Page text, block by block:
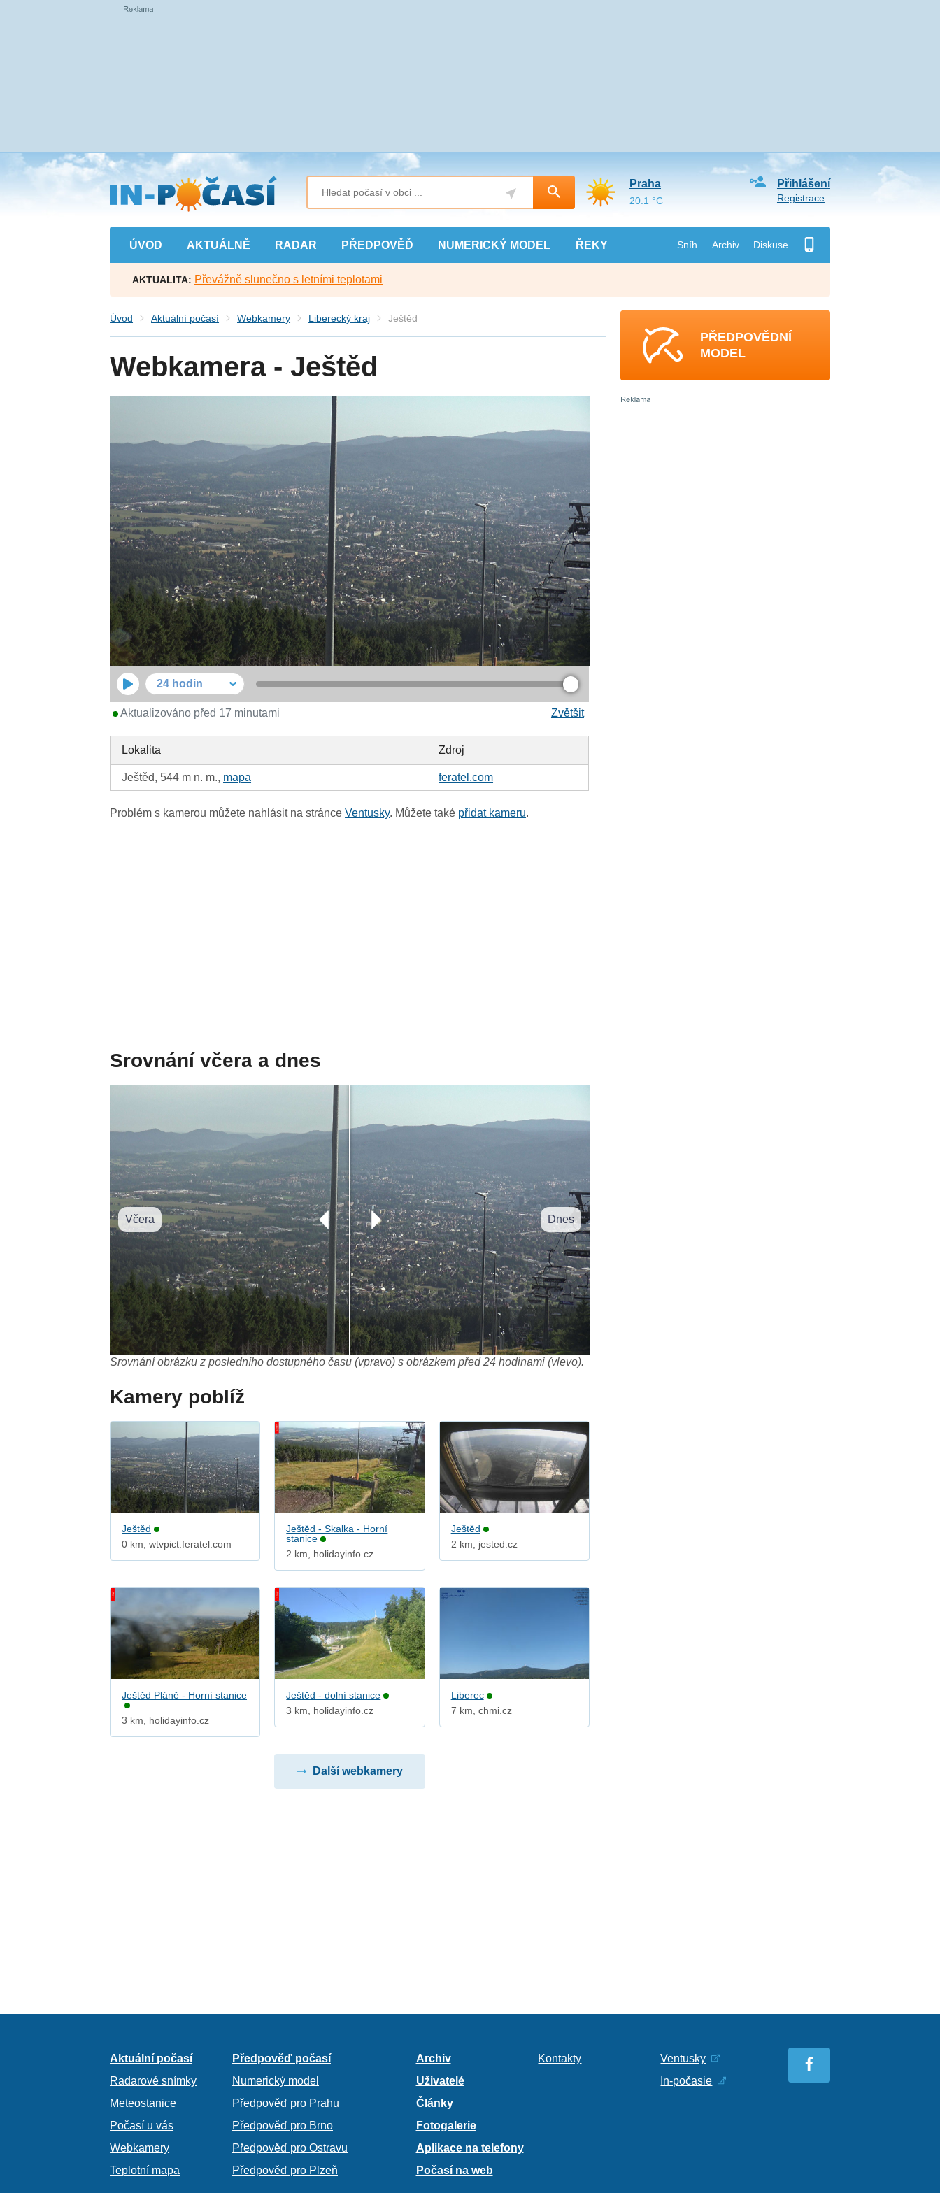
Přejít
na
hlavní
obsah
ÚVOD AKTUÁLNĚ RADAR PŘEDPOVĚĎ NUMERICKÝ MODEL ŘEKY Sníh Archiv Diskuse
Přihlášení
Registrace
Praha
20.1 °C
AKTUALITA: Převážně slunečno s letními teplotami
Úvod Aktuální počasí Webkamery Liberecký kraj Ještěd
Webkamera - Ještěd
24 hodin
Zvětšit
Aktualizováno před 17 minutami
Lokalita Zdroj
Ještěd, 544 m n. m., mapa feratel.com
Problém s kamerou můžete nahlásit na stránceVentusky. Můžete také přidat kameru.
Srovnání včera a dnes
Včera Dnes
Srovnání obrázku z posledního dostupného času (vpravo) s obrázkem před 24 hodinami (vlevo).
Kamery poblíž
Ještěd
0 km, wtvpict.feratel.com
Ještěd - Skalka - Horní
stanice
2 km, holidayinfo.cz
Ještěd
2 km, jested.cz
Ještěd Pláně - Horní stanice
3 km, holidayinfo.cz
Ještěd - dolní stanice
3 km, holidayinfo.cz
Liberec
7 km, chmi.cz
Další webkamery
PŘEDPOVĚDNÍ
MODEL
Aktuální počasí
Radarové snímky
Meteostanice
Počasí u vás
Webkamery
Teplotní mapa
Předpověď počasí
Numerický model
Předpověď pro Prahu
Předpověď pro Brno
Předpověď pro Ostravu
Předpověď pro Plzeň
Archiv
Uživatelé
Články
Fotogalerie
Aplikace na telefony
Počasí na web
Kontakty
Ventusky
In-počasie